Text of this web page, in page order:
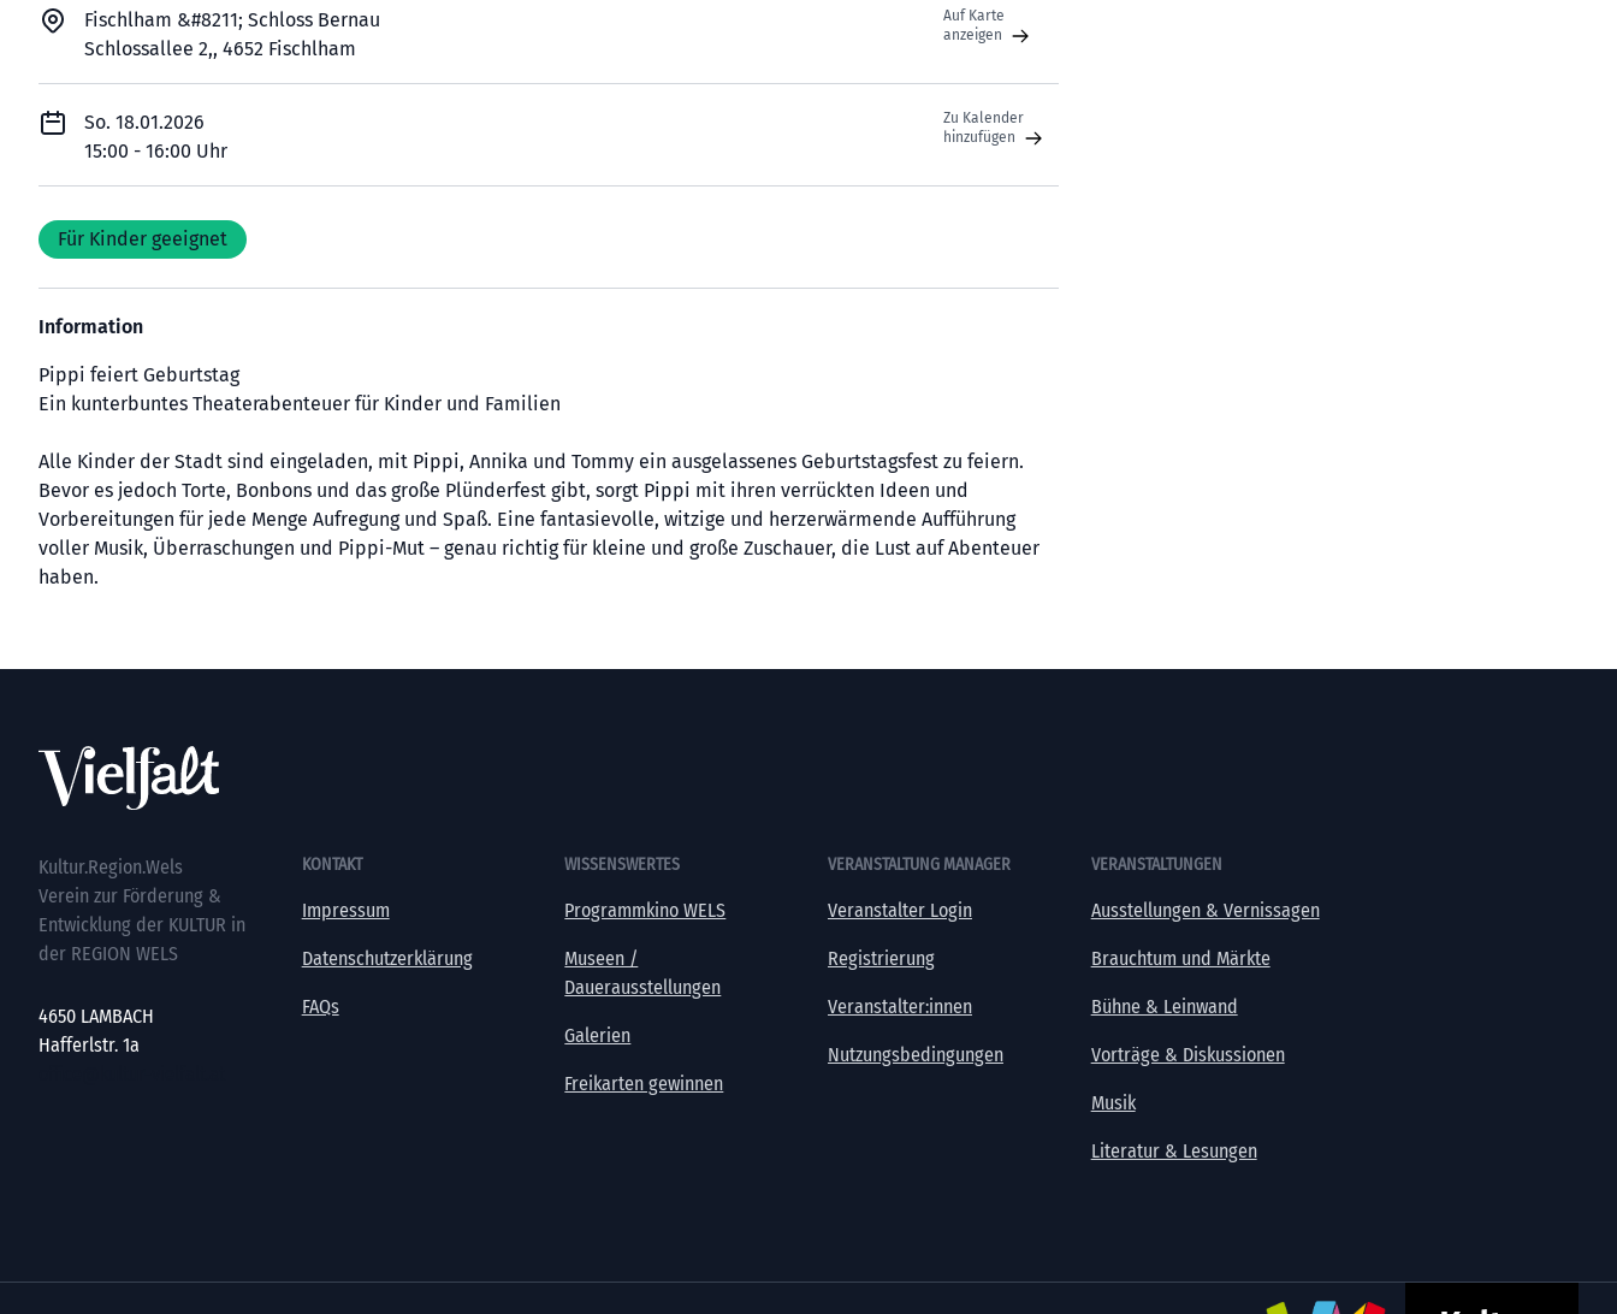
Fischlham &#8211; Schloss Bernau
Schlossallee 2,, 4652 Fischlham
Auf Karte
anzeigen
So. 18.01.2026
15:00 - 16:00 Uhr
Zu Kalender
hinzufügen
Für Kinder geeignet
Information
Pippi feiert Geburtstag
Ein kunterbuntes Theaterabenteuer für Kinder und Familien
Alle Kinder der Stadt sind eingeladen, mit Pippi, Annika und Tommy ein ausgelassenes Geburtstagsfest zu feiern.
Bevor es jedoch Torte, Bonbons und das große Plünderfest gibt, sorgt Pippi mit ihren verrückten Ideen und
Vorbereitungen für jede Menge Aufregung und Spaß. Eine fantasievolle, witzige und herzerwärmende Aufführung
voller Musik, Überraschungen und Pippi-Mut – genau richtig für kleine und große Zuschauer, die Lust auf Abenteuer
haben.
Kultur.Region.Wels
Verein zur Förderung &
Entwicklung der KULTUR in
der REGION WELS
4650 LAMBACH
Hafferlstr. 1a
KONTAKT
Impressum
Datenschutzerklärung
FAQs
WISSENSWERTES
Programmkino WELS
Museen /
Dauerausstellungen
Galerien
Freikarten gewinnen
VERANSTALTUNG MANAGER
Veranstalter Login
Registrierung
Veranstalter:innen
Nutzungsbedingungen
VERANSTALTUNGEN
Ausstellungen & Vernissagen
Brauchtum und Märkte
Bühne & Leinwand
Vorträge & Diskussionen
Musik
Literatur & Lesungen